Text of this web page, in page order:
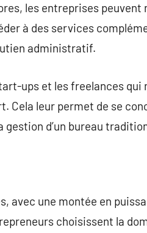
les entreprises peuvent
à des services
administratif.
ups et les freelances qui
Cela leur permet de se
d’un bureau
avec une montée en
choisissent la